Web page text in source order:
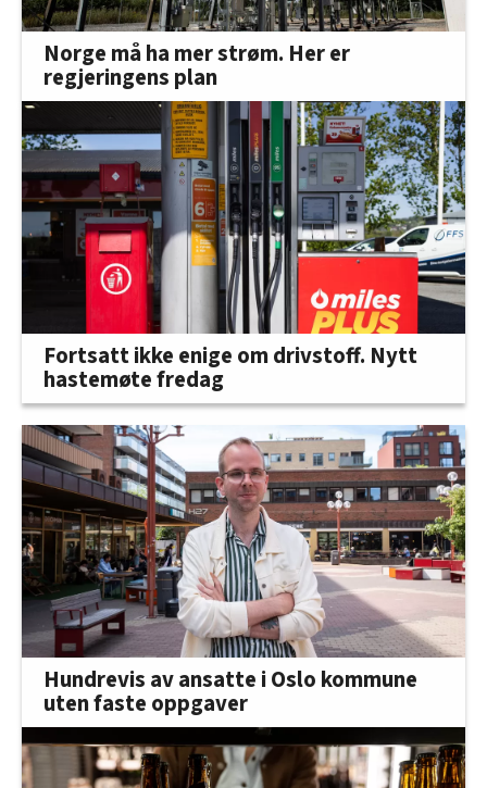
Norge må ha mer strøm. Her er
regjeringens plan
Fortsatt ikke enige om drivstoff. Nytt
hastemøte fredag
Hundrevis av ansatte i Oslo kommune
uten faste oppgaver